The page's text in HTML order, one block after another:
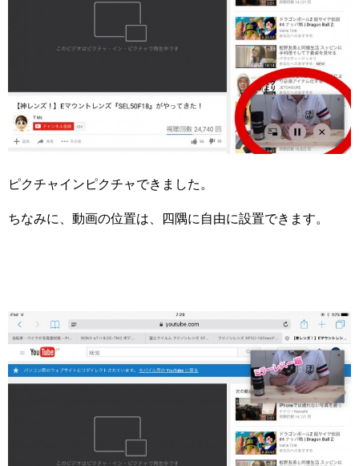
ピクチャインピクチャできました。
ちなみに、動画の位置は、四隅に自由に設置できます。